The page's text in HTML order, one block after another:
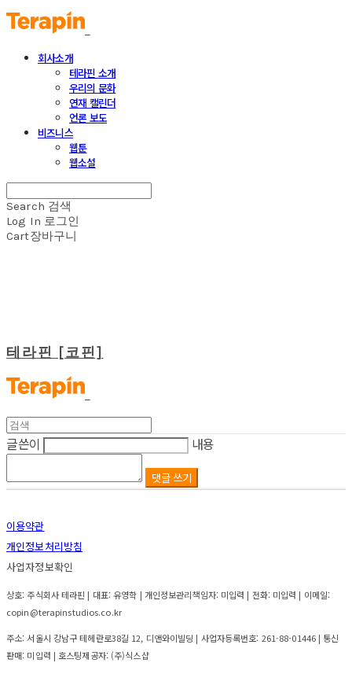
회사소개
테라핀 소개
우리의 문화
연재 캘린더
언론 보도
비즈니스
웹툰
웹소설
Search 검색
Log In 로그인
Cart장바구니
테라핀 [코핀]
글쓴이 내용
댓글 쓰기
이용약관
개인정보처리방침
사업자정보확인
상호: 주식회사 테라핀 | 대표: 유영학 | 개인정보관리책임자: 미입력 | 전화: 미입력 | 이메일:
copin@terapinstudios.co.kr
주소: 서울시 강남구 테헤란로38길 12, 디앤와이빌딩 | 사업자등록번호: 261-88-01446| 통신
판매: 미입력 | 호스팅제공자: (주)식스샵